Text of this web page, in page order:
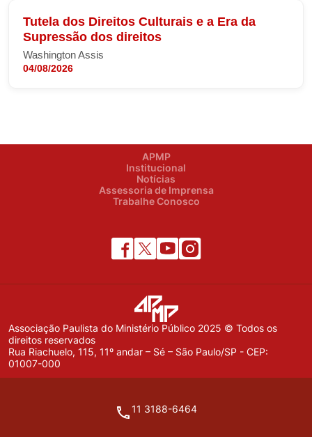
Tutela dos Direitos Culturais e a Era da
Supressão dos direitos
Washington Assis
04/08/2026
APMP
Institucional
Notícias
Assessoria de Imprensa
Trabalhe Conosco
Associação Paulista do Ministério Público 2025 © Todos os
direitos reservados
Rua Riachuelo, 115, 11º andar – Sé – São Paulo/SP - CEP:
01007-000
11 3188-6464